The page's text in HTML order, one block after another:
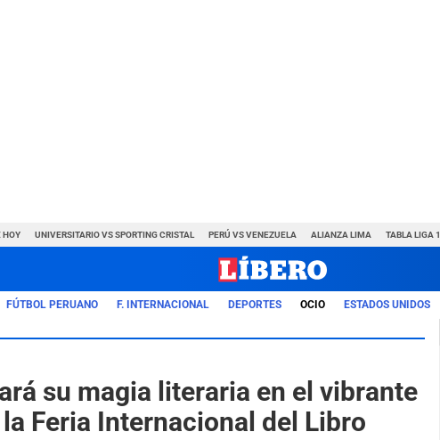
HOY UNIVERSITARIO VS SPORTING CRISTAL PERÚ VS VENEZUELA ALIANZA LIMA TABLA LIGA 1
FÚTBOL PERUANO F. INTERNACIONAL DEPORTES OCIO ESTADOS UNIDOS
su magia literaria en el vibrante
Feria Internacional del Libro